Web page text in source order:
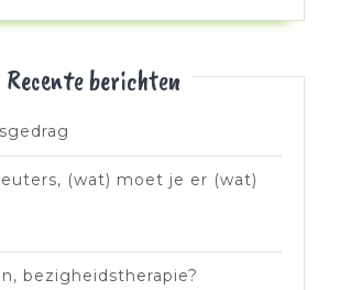
Recente berichten
(wat) moet je er (wat)
bezigheidstherapie?